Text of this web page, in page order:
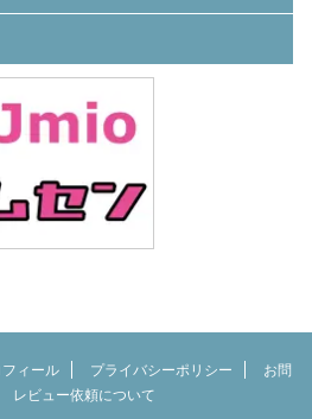
フィール プライバシーポリシー
お問
レビュー依頼について